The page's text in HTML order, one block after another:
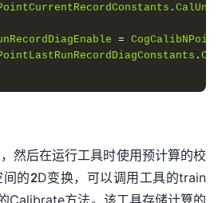
.
=
.
然后在运行工具时使用预计算的校
的2D变换，可以调用工具的train
Calibrate方法。该工具存储计算的